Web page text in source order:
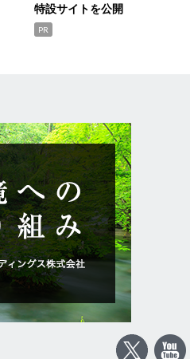
特設サイトを公開
PR